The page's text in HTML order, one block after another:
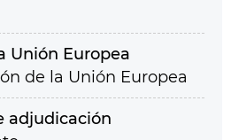
Unión Europea
de la Unión Europea
adjudicación